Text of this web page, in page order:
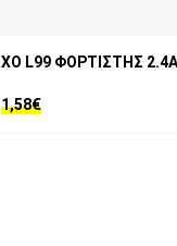
XO L99 ΦΟΡΤΙΣΤΗΣ
1,58€